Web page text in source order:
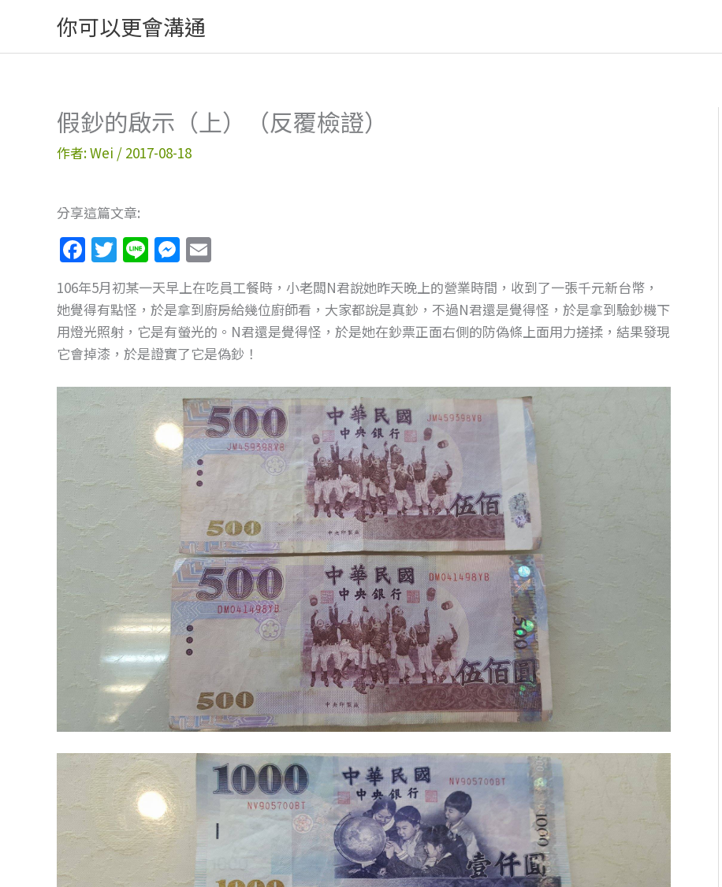
主
你可以更會溝通
假鈔的啟示（上）（反覆檢證）
作者:Wei / 2017-08-18
分享這篇文章:
F
a
c
e
b
o
k
T
w
itt
er
Li
n
e
M
e
ss
e
n
er
m
ai
l
106年5月初某一天早上在吃員工餐時，小老闆N君說她昨天晚上的營業時間，收到了一張千元新台幣，
她覺得有點怪，於是拿到廚房給幾位廚師看，大家都說是真鈔，不過N君還是覺得怪，於是拿到驗鈔機下
用燈光照射，它是有螢光的。N君還是覺得怪，於是她在鈔票正面右側的防偽條上面用力搓揉，結果發現
它會掉漆，於是證實了它是偽鈔！